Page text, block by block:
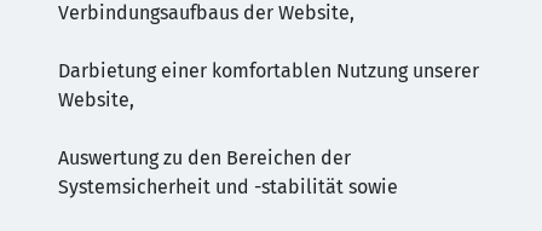
Verbindungsaufbaus der Website,
Darbietung einer komfortablen Nutzung unserer
Website,
Auswertung zu den Bereichen der
Systemsicherheit und -stabilität sowie